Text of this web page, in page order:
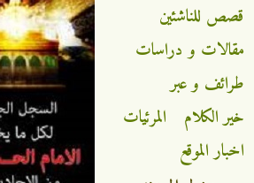
قصص للناشئين
مقالات و دراسات
طرائف و عبر
خير الكلام
المرئيات
اخبار الموقع